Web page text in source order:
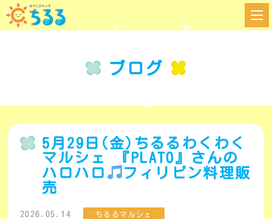
ブログ
5月29日(金)ちるるわくわく
マルシェ 『PLATO』さんの
ハロハロ
フィリピン料理販
売
2026.05.14 ちるるマルシェ